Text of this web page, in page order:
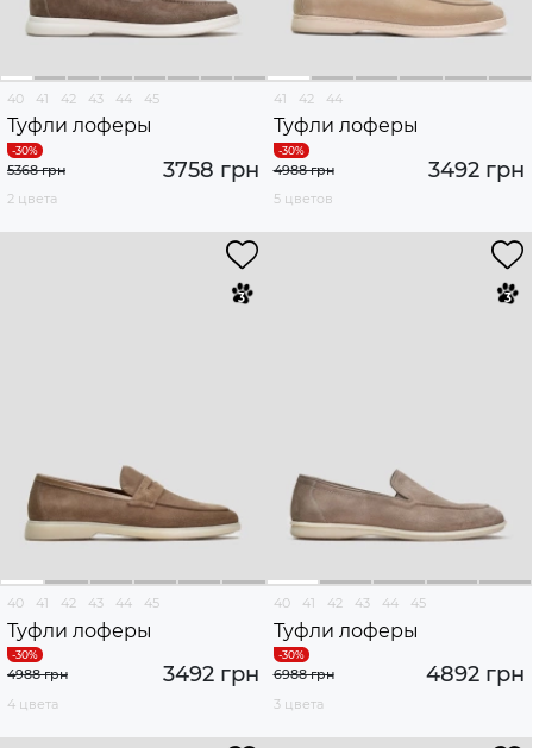
40 41 42 43 44 45
Туфли лоферы
3758 грн
5368 грн
2 цвета
41 42 44
Туфли лоферы
3492 грн
4988 грн
5 цветов
40 41 42 43 44 45
Туфли лоферы
3492 грн
4988 грн
4 цвета
40 41 42 43 44 45
Туфли лоферы
4892 грн
6988 грн
3 цвета